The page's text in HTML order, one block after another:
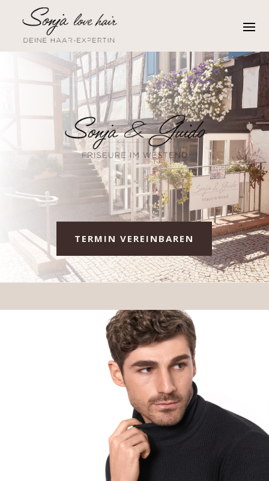
TERMIN VEREINBAREN